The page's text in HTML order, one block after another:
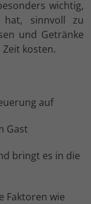
wichtig,
hat, sinnvoll zu
und Getränke
kosten.
auf
Gast
bringt es in die
Faktoren wie